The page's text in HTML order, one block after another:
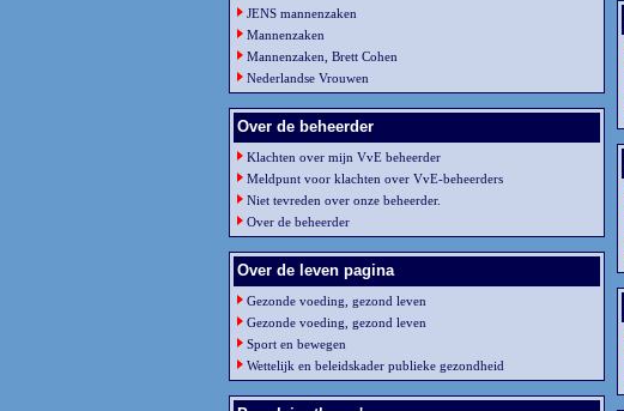
JENS mannenzaken
Mannenzaken
Mannenzaken, Brett Cohen
Nederlandse Vrouwen
Over de beheerder
Klachten over mijn VvE beheerder
Meldpunt voor klachten over VvE-beheerders
Niet tevreden over onze beheerder.
Over de beheerder
Over de leven pagina
Gezonde voeding, gezond leven
Gezonde voeding, gezond leven
Sport en bewegen
Wettelijk en beleidskader publieke gezondheid